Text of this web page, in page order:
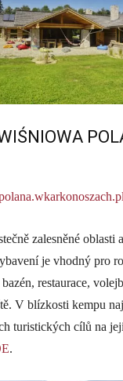
zalesněné oblasti
je vhodný pro
restaurace,
V blízkosti kempu
turistických cílů na
.